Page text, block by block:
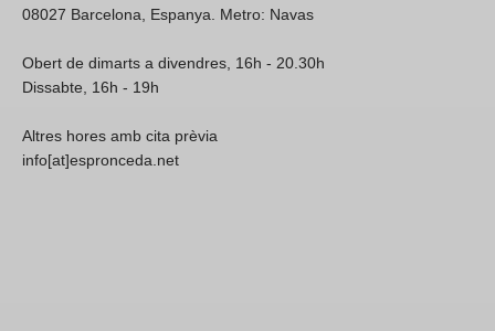
08027 Barcelona, Espanya. Metro: Navas
Obert de dimarts a divendres, 16h - 20.30h
Dissabte, 16h - 19h
Altres hores amb cita prèvia
info[at]espronceda.net